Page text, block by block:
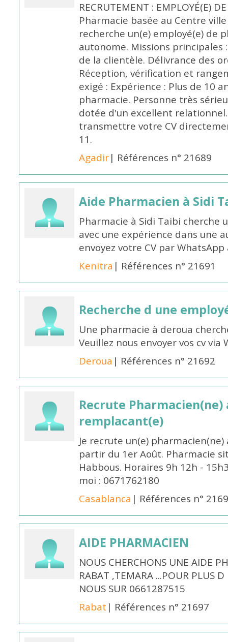
RECRUTEMENT : EMPLOYÉ(E)
Pharmacie basée au Centre ville
recherche un(e) employé(e) de
autonome. Missions principales
de la clientèle. Délivrance des
Réception, vérification et
exigé : Expérience : Plus de 10
pharmacie. Personne très
dotée d'un excellent
transmettre votre CV
11.
Agadir| Références n° 21689
Aide Pharmacien à Sidi
Pharmacie à Sidi Taibi cherche
avec une expérience dans une
envoyez votre CV par
Kenitra | Références n° 21691
Recherche d une
Une pharmacie à deroua
Veuillez nous envoyer vos cv via
Deroua | Références n° 21692
Recrute
remplacant(e)
Je recrute un(e)
partir du 1er Août. Pharmacie
Habbous. Horaires 9h 12h -
moi : 0671762180
Casablanca | Références n°
AIDE PHARMACIEN
NOUS CHERCHONS UNE AIDE
RABAT ,TEMARA ...POUR PLUS
NOUS SUR 0661287515
Rabat | Références n° 21697